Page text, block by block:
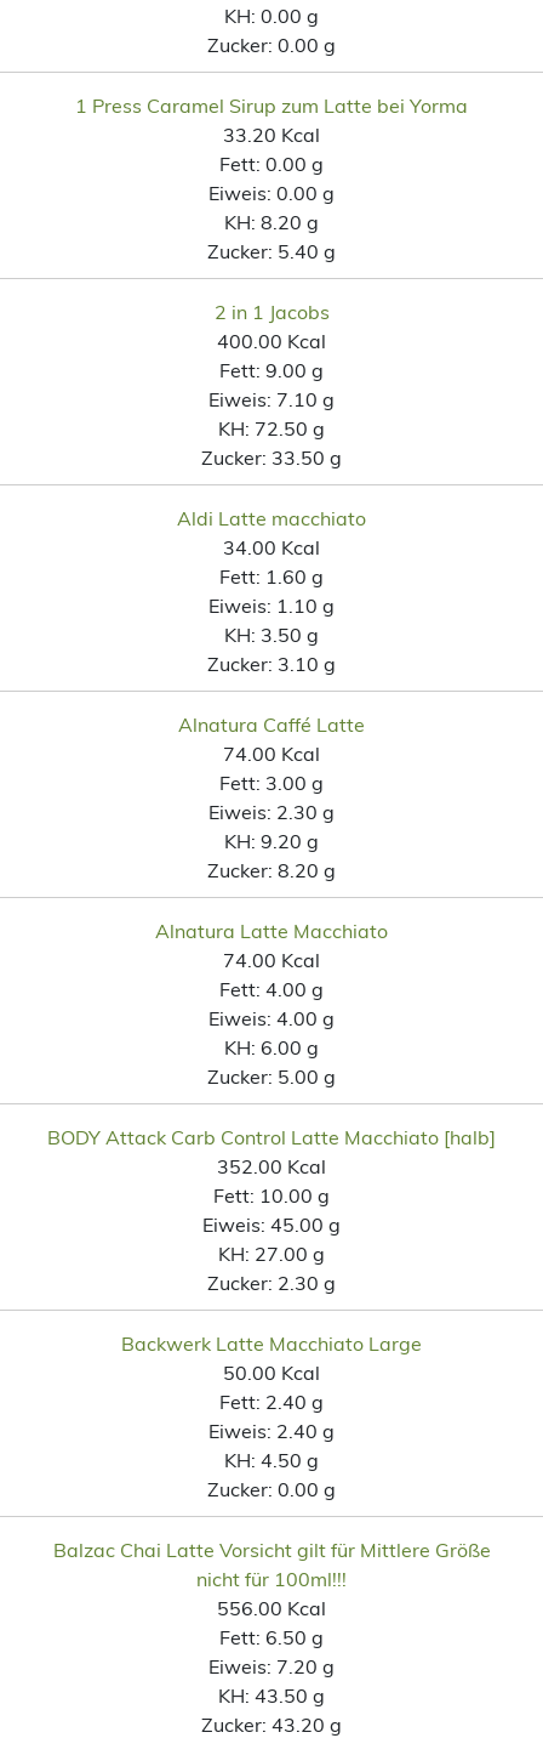
KH: 0.00 g
Zucker: 0.00 g
1 Press Caramel Sirup zum Latte bei Yorma
33.20 Kcal
Fett: 0.00 g
Eiweis: 0.00 g
KH: 8.20 g
Zucker: 5.40 g
2 in 1 Jacobs
400.00 Kcal
Fett: 9.00 g
Eiweis: 7.10 g
KH: 72.50 g
Zucker: 33.50 g
Aldi Latte macchiato
34.00 Kcal
Fett: 1.60 g
Eiweis: 1.10 g
KH: 3.50 g
Zucker: 3.10 g
Alnatura Caffé Latte
74.00 Kcal
Fett: 3.00 g
Eiweis: 2.30 g
KH: 9.20 g
Zucker: 8.20 g
Alnatura Latte Macchiato
74.00 Kcal
Fett: 4.00 g
Eiweis: 4.00 g
KH: 6.00 g
Zucker: 5.00 g
BODY Attack Carb Control Latte Macchiato [halb]
352.00 Kcal
Fett: 10.00 g
Eiweis: 45.00 g
KH: 27.00 g
Zucker: 2.30 g
Backwerk Latte Macchiato Large
50.00 Kcal
Fett: 2.40 g
Eiweis: 2.40 g
KH: 4.50 g
Zucker: 0.00 g
Balzac Chai Latte Vorsicht gilt für Mittlere Größe
nicht für 100ml!!!
556.00 Kcal
Fett: 6.50 g
Eiweis: 7.20 g
KH: 43.50 g
Zucker: 43.20 g